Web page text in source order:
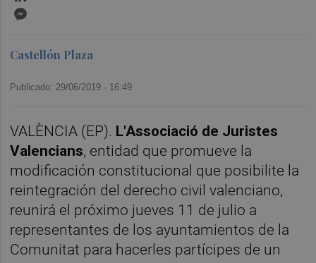
Castellón Plaza
Publicado: 29/06/2019 · 16:49
VALÈNCIA (EP). L'Associació de Juristes
Valencians, entidad que promueve la
modificación constitucional que posibilite la
reintegración del derecho civil valenciano,
reunirá el próximo jueves 11 de julio a
representantes de los ayuntamientos de la
Comunitat para hacerles partícipes de un